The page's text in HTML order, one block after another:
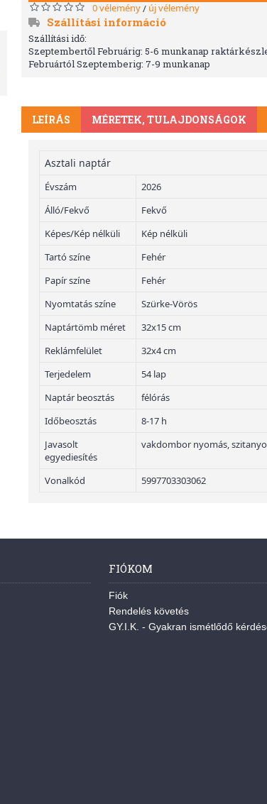
0 vélemény/ új vélemény
Szállítási információ
Szállítási idő:
Szeptembertől Februárig: 5-6 munkanap
Februártól Szeptemberig: 7-9 munkanap
LEÍRÁS MÉRETEK, TULAJDONSÁGOK
Asztali naptár
Évszám
2026
Álló/Fekvő
Fekvő
Képes/Kép nélküli
Kép nélküli
Tartó színe
Fehér
Papír színe
Fehér
Nyomtatás színe
Szürke-Vörös
Naptártömb méret
32x15 cm
Reklámfelület
32x4 cm
Terjedelem
54 lap
Naptár beosztás
félórás
Időbeosztás
8-17 h
Javasolt
egyediesítés
vakdombor nyomás,
Vonalkód 5997703303062
FIÓKOM
Fiók
Rendelés követés
GY.I.K. - Gyakran ismétlődő